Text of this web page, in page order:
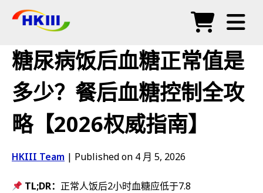
常见问题
博客
授权代理
商店
糖尿病饭后血糖正常值是
多少？餐后血糖控制全攻
略【2026权威指南】
HKIII Team | Published on 4 月 5, 2026
TL;DR： 正常人饭后2小时血糖应低于7.8